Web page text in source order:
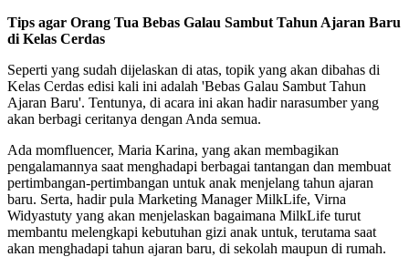
Tips agar Orang Tua Bebas Galau Sambut Tahun Ajaran Baru
di Kelas Cerdas
Seperti yang sudah dijelaskan di atas, topik yang akan dibahas di
Kelas Cerdas edisi kali ini adalah 'Bebas Galau Sambut Tahun
Ajaran Baru'. Tentunya, di acara ini akan hadir narasumber yang
akan berbagi ceritanya dengan Anda semua.
Ada momfluencer, Maria Karina, yang akan membagikan
pengalamannya saat menghadapi berbagai tantangan dan membuat
pertimbangan-pertimbangan untuk anak menjelang tahun ajaran
baru. Serta, hadir pula Marketing Manager MilkLife, Virna
Widyastuty yang akan menjelaskan bagaimana MilkLife turut
membantu melengkapi kebutuhan gizi anak untuk, terutama saat
akan menghadapi tahun ajaran baru, di sekolah maupun di rumah.